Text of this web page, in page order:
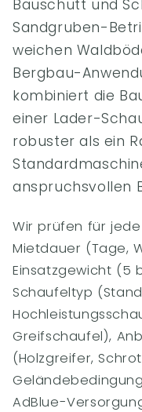
Bauschutt und
Sandgruben-
weichen
Bergbau-
kombiniert die
einer Lader-
robuster als ein
anspruchsvollen
Wir prüfen für
Mietdauer (Tage,
Einsatzgewicht (5
Schaufeltyp
Greifschaufel),
(Holzgreifer,
AdBlue-